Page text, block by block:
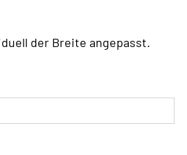
der Breite angepasst.